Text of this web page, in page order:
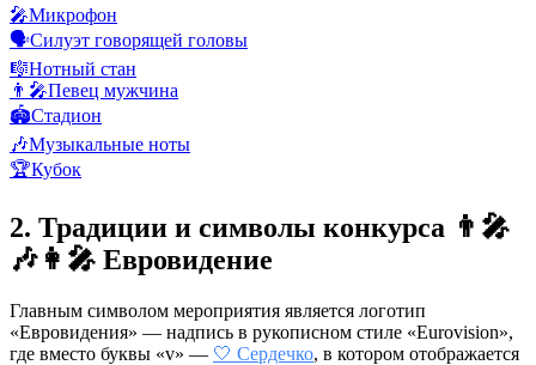
🎤Микрофон
🗣️Силуэт говорящей головы
🎼Нотный стан
👨‍🎤Певец мужчина
🏟️Стадион
🎶Музыкальные ноты
🏆Кубок
2. Традиции и символы конкурса 👨‍🎤
🎶👩‍🎤 Евровидение
Главным символом мероприятия является логотип
«Евровидения» — надпись в рукописном стиле «Eurovision»,
где вместо буквы «v» — 🤍 Сердечко, в котором отображается